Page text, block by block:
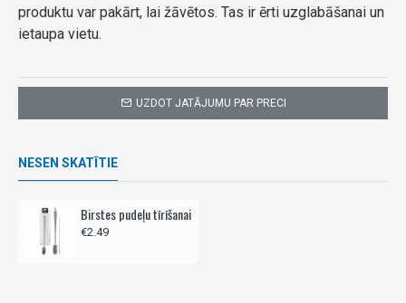
UZDOT JATĀJUMU PAR PRECI
produktu var pakārt, lai žāvētos. Tas ir ērti uzglabāšanai un
ietaupa vietu.
NESEN SKATĪTIE
Birstes pudeļu tīrīšanai
€2.49